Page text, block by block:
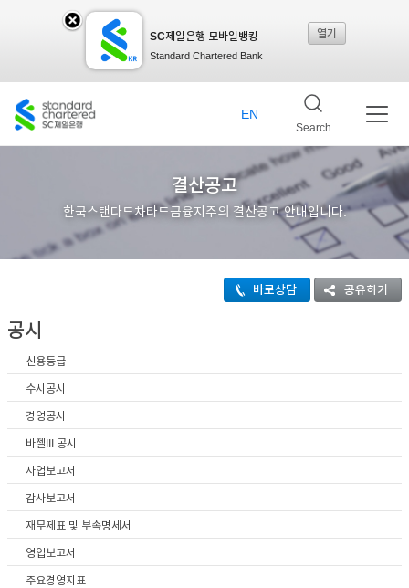
SC제일은행 모바일뱅킹
Standard Chartered Bank
열기
제일
모바
킹레
이어
창 닫
기
Search
EN
결산공고
한국스탠다드차타드금융지주의 결산공고 안내입니다.
바로상담 공유하기
공시
신용등급
수시공시
경영공시
바젤III 공시
사업보고서
감사보고서
재무제표 및 부속명세서
영업보고서
주요경영지표